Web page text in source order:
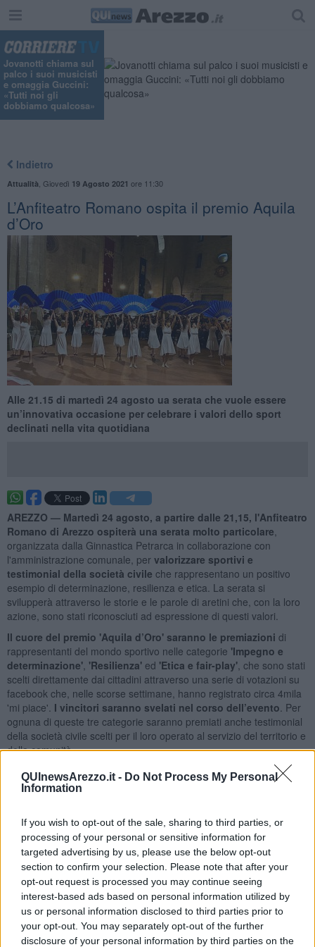
QUInewsArezzo.it - Do Not Process My Personal
Information
If you wish to opt-out of the sale, sharing to third parties, or
processing of your personal or sensitive information for
targeted advertising by us, please use the below opt-out
section to confirm your selection. Please note that after your
opt-out request is processed you may continue seeing
interest-based ads based on personal information utilized by
us or personal information disclosed to third parties prior to
your opt-out. You may separately opt-out of the further
disclosure of your personal information by third parties on the
Jovanotti chiama sul
palco i suoi musicisti
e omaggia Guccini:
«Tutti noi gli
dobbiamo qualcosa»
Indietro
Attualità Giovedì 19 Agosto 2021 ore 11:30
L’Anfiteatro Romano ospita il premio Aquila
d’Oro
Alle 21.15 di martedì 24 agosto ua serata che vuole essere
un’innovativa occasione per celebrare i valori dello sport
declinati nella vita quotidiana
AREZZO — Martedì 24 agosto, a partire dalle 21,15, l'Anfiteatro
Romano di Arezzo ospiterà una serata molto particolare
organizzata dalla Ginnastica Petrarca in collaborazione con
l'amministrazione comunale, per valorizzare sportivi e
testimonial della società civile che rappresentano un positivo
esempio di determinazione, resilienza e etica. La serata si
svilupperà attraverso le storie e le parole di aretini che, con la loro
azione, sono stati riconosciuti ad espressione di questi valori.
Il cuore del premio 'Aquila d’Oro' saranno le premiazioni di
rappresentanti del mondo sportivo nelle categorie 'Impegno e
determinazione', 'Resilienza'ed 'Etica e fair-play', che sono stati
scelti direttamente dai cittadini attraverso una serie di votazioni su
facebook che, nelle scorse settimane, hanno registrato circa 4mila
'mi piace'. I vincitori saranno svelati nel corso dell’evento . Per
ognuna di queste tre categorie saranno premiati anche testimonial
della società civile scelti per il loro operato al servizio del territorio e
della comunità.
Iacomoni, fondatore e presidente del Cda di Monnalisa Spa;il
premio 'Resilienza' al dottor Danilo Tacconi, direttore del
reparto di Malattie Infettive dell’Ospedale San Donato;il premio
'Etica e fair play' a Giorgio Cerbai, delegato provinciale del Coni
dal 1993 al 2021. Un ulteriore riconoscimento verrà assegnato ad
uno sportivo Under18 del territorio aretino scelto ancora attraverso
le votazioni sui social tra una rosa di candidati individuati insieme al
Coni Point Arezzo. Uno speciale'Premio Hall of Fame Petrarca',
infine, sarà destinato alla memoria di Manola Rosi, storica